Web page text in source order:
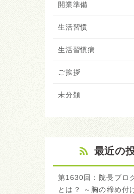
開業準備
生活習慣
生活習慣病
ご挨拶
未分類
最近の
第1630回：院長ブロ
とは？ ～胸の締め付